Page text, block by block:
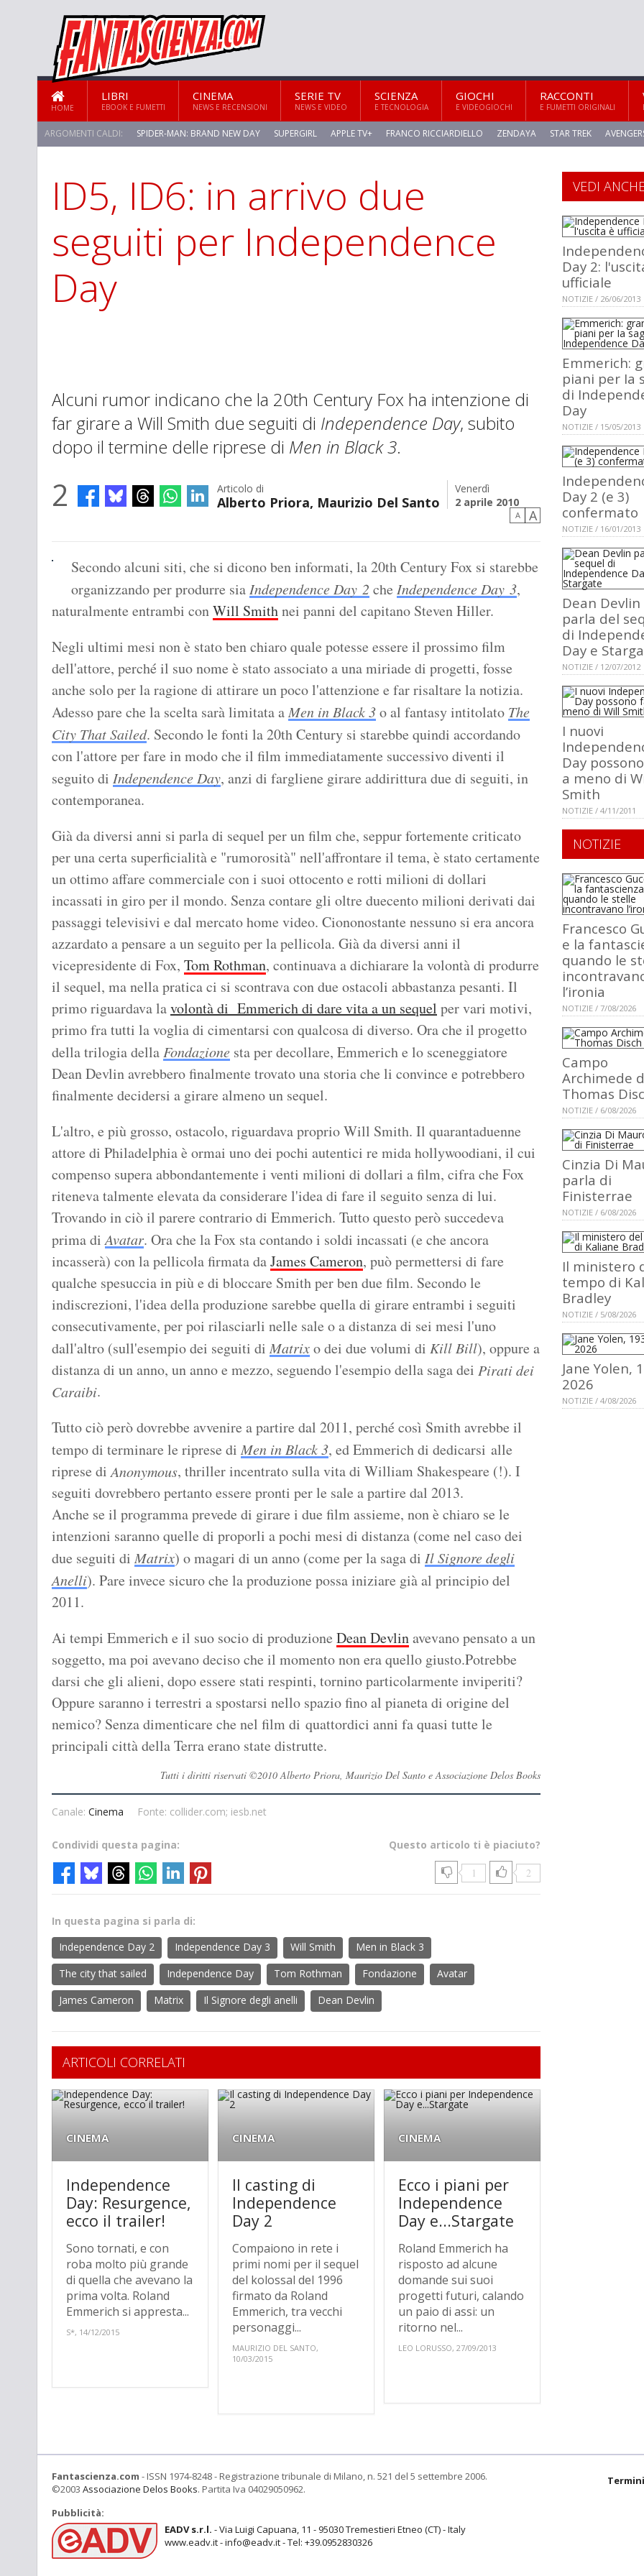
HOME
LIBRI
EBOOK E FUMETTI
CINEMA
NEWS E RECENSIONI
SERIE TV
NEWS E VIDEO
SCIENZA
E TECNOLOGIA
GIOCHI
E VIDEOGIOCHI
RACCONTI
E FUMETTI ORIGINALI
ARGOMENTI CALDI: SPIDER-MAN: BRAND NEW DAY SUPERGIRL APPLE TV+ FRANCO RICCIARDIELLO ZENDAYA STAR TREK
STAR TREK: STRANGE NEW WORLDS
ID5, ID6: in arrivo due
seguiti per Independence
Day
Alcuni rumor indicano che la 20th Century Fox ha intenzione di
far girare a Will Smith due seguiti di Independence Day, subito
dopo il termine delle riprese di Men in Black 3.
2 Articolo di
Alberto Priora, Maurizio Del Santo
Venerdì
2 aprile 2010
A A
Secondo alcuni siti, che si dicono ben informati, la 20th Century Fox si starebbe
organizzando per produrre siaIndependence Day 2 che Independence Day 3,
naturalmente entrambi conWill Smithnei panni del capitano Steven Hiller.
Negli ultimi mesi non è stato ben chiaro quale potesse essere il prossimo film
dell'attore, perché il suo nome è stato associato a una miriade di progetti, fosse
anche solo per la ragione di attirare un poco l'attenzione e far risaltare la notizia.
Adesso pare che la scelta sarà limitata aMen in Black 3o al fantasy intitolato The
City That Sailed. Secondo le fonti la 20th Century si starebbe quindi accordando
con l'attore per fare in modo che il film immediatamente successivo diventi il
seguito di Independence Day, anzi di fargliene girare addirittura due di seguiti, in
contemporanea.
Già da diversi anni si parla di sequel per un film che, seppur fortemente criticato
per una certa superficialità e "rumorosità" nell'affrontare il tema, è stato certamente
un ottimo affare commerciale con i suoi ottocento e rotti milioni di dollari
incassati in giro per il mondo. Senza contare gli oltre duecento milioni derivati dai
passaggi televisivi e dal mercato home video. Ciononostante nessuno si era ancora
azzardato a pensare a un seguito per la pellicola. Già da diversi anni il
vicepresidente di Fox, Tom Rothman, continuava a dichiarare la volontà di produrre
il sequel, ma nella pratica ci si scontrava con due ostacoli abbastanza pesanti. Il
primo riguardava lavolontà di Emmerich di dare vita a un sequel per vari motivi,
primo fra tutti la voglia di cimentarsi con qualcosa di diverso. Ora che il progetto
della trilogia dellaFondazione sta per decollare, Emmerich e lo sceneggiatore
Dean Devlin avrebbero finalmente trovato una storia che li convince e potrebbero
finalmente decidersi a girare almeno un sequel.
L'altro, e più grosso, ostacolo, riguardava proprio Will Smith. Il quarantaduenne
attore di Philadelphia è ormai uno dei pochi autentici re mida hollywoodiani, il cui
compenso supera abbondantemente i venti milioni di dollari a film, cifra che Fox
riteneva talmente elevata da considerare l'idea di fare il seguito senza di lui.
Trovando in ciò il parere contrario di Emmerich. Tutto questo però succedeva
prima diAvatar. Ora che la Fox sta contando i soldi incassati (e che ancora
incasserà) con la pellicola firmata daJames Cameron, può permettersi di fare
qualche spesuccia in più e di bloccare Smith per ben due film. Secondo le
indiscrezioni, l'idea della produzione sarebbe quella di girare entrambi i seguiti
consecutivamente, per poi rilasciarli nelle sale o a distanza di sei mesi l'uno
dall'altro (sull'esempio dei seguiti di Matrixo dei due volumi di Kill Bill), oppure a
distanza di un anno, un anno e mezzo, seguendo l'esempio della saga dei Pirati dei
Caraibi.
Tutto ciò però dovrebbe avvenire a partire dal 2011, perché così Smith avrebbe il
tempo di terminare le riprese di Men in Black 3, ed Emmerich di dedicarsi alle
riprese di Anonymous, thriller incentrato sulla vita di William Shakespeare (!). I
seguiti dovrebbero pertanto essere pronti per le sale a partire dal 2013.
Anche se il programma prevede di girare i due film assieme, non è chiaro se le
intenzioni saranno quelle di proporli a pochi mesi di distanza (come nel caso dei
due seguiti di Matrix) o magari di un anno (come per la saga di Il Signore degli
Anelli). Pare invece sicuro che la produzione possa iniziare già al principio del
2011.
Ai tempi Emmerich e il suo socio di produzione Dean Devlinavevano pensato a un
soggetto, ma poi avevano deciso che il momento non era quello giusto.Potrebbe
darsi che gli alieni, dopo essere stati respinti, tornino particolarmente inviperiti?
Oppure saranno i terrestri a spostarsi nello spazio fino al pianeta di origine del
nemico? Senza dimenticare che nel film di quattordici anni fa quasi tutte le
principali città della Terra erano state distrutte.
Tutti i diritti riservati ©2010 Alberto Priora, Maurizio Del Santo e Associazione Delos Books
Canale: Cinema Fonte: collider.com; iesb.net
Questo articolo ti è piaciuto?
1 2
Condividi questa pagina:
In questa pagina si parla di:
Independence Day 2
Independence Day 3 Will Smith
Men in Black 3
The city that sailed
Independence Day Tom Rothman Fondazione
Avatar
James Cameron
Matrix Il Signore degli anelli Dean Devlin
ARTICOLI CORRELATI
CINEMA
Independence
Day: Resurgence,
ecco il trailer!
Sono tornati, e con
roba molto più grande
di quella che avevano la
prima volta. Roland
Emmerich si appresta...
S*, 14/12/2015
CINEMA
Il casting di
Independence
Day 2
Compaiono in rete i
primi nomi per il sequel
del kolossal del 1996
firmato da Roland
Emmerich, tra vecchi
personaggi...
MAURIZIO DEL SANTO,
10/03/2015
CINEMA
Ecco i piani per
Independence
Day e...Stargate
Roland Emmerich ha
risposto ad alcune
domande sui suoi
progetti futuri, calando
un paio di assi: un
ritorno nel...
LEO LORUSSO, 27/09/2013
VEDI ANCHE
Day 2:
ufficiale
NOTIZIE / 26/06/2013
Emmerich:
piani per Ia
di
Day
NOTIZIE / 15/05/2013
Day 2 (e 3)
confermato
NOTIZIE / 16/01/2013
Dean Devlin
parla del
di
Day e
NOTIZIE / 12/07/2012
I nuovi
Day
a meno di
Smith
NOTIZIE / 4/11/2011
NOTIZIE
Francesco
e la
quando le
l’ironia
NOTIZIE / 7/08/2026
Campo
Archimede
Thomas
NOTIZIE / 6/08/2026
Cinzia Di
parla di
Finisterrae
NOTIZIE / 6/08/2026
Il ministero
tempo di
Bradley
NOTIZIE / 5/08/2026
Jane Yolen,
2026
NOTIZIE / 4/08/2026
Fantascienza.com - ISSN 1974-8248 - Registrazione tribunale di Milano, n. 521 del 5 settembre 2006.
©2003 Associazione Delos Books. Partita Iva 04029050962.
Pubblicità:
EADV s.r.l. - Via Luigi Capuana, 11 - 95030 Tremestieri Etneo (CT) - Italy
www.eadv.it - info@eadv.it - Tel: +39.0952830326